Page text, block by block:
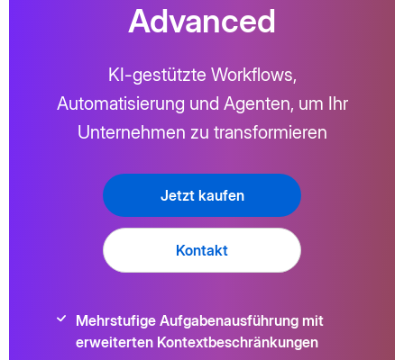
Advanced
KI-gestützte Workflows,
Automatisierung und Agenten, um Ihr
Unternehmen zu transformieren
Jetzt kaufen
Kontakt
Mehrstufige Aufgabenausführung mit
erweiterten Kontextbeschränkungen